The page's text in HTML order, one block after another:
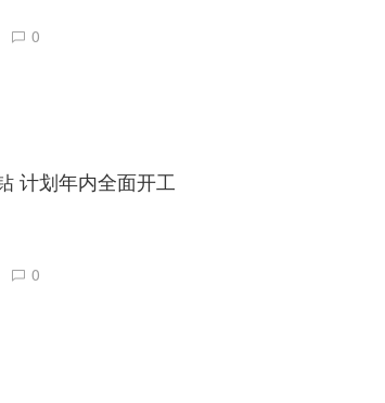
0
计划年内全面开工
0